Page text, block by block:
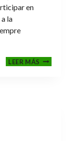
en
la
LEER MÁSCENA-